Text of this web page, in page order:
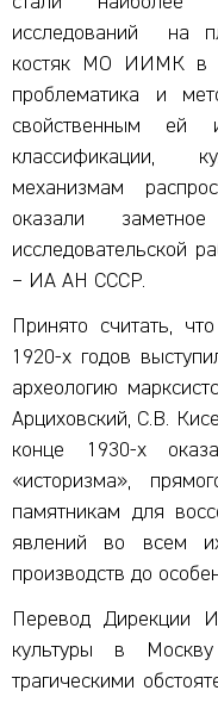
исследований на
костяк МО ИИМК в
проблематика и
свойственным ей
классификации,
механизмам
оказали
исследовательской
– ИА АН СССР.
Принято считать,
1920-х годов
археологию
Арциховский, С.В.
конце 1930-х
«историзма»,
памятникам для
явлений во всем
производств до
Перевод Дирекции
культуры в
трагическими